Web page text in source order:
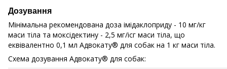
Дозування
Мінімальна рекомендована доза імідаклоприду - 10 мг/кг
маси тіла та моксідектину - 2,5 мг/ісг маси тіла, що
еквівалентно 0,1 мл Адвокату® для собак на 1 кг маси тіла.
Схема дозування Адвокату® для собак: